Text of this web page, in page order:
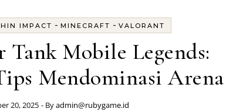
IMPACT - MINECRAFT - VALORANT
Tank Mobile Legends:
Mendominasi Arena
20, 2025 - Byadmin@rubygame.id